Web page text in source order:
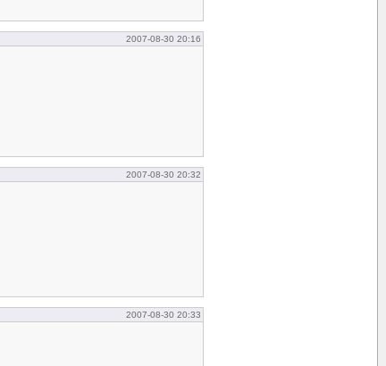
2007-08-30 20:16
2007-08-30 20:32
2007-08-30 20:33